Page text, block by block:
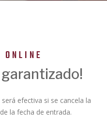
ONLINE
efectiva si se cancela la
la fecha de entrada.